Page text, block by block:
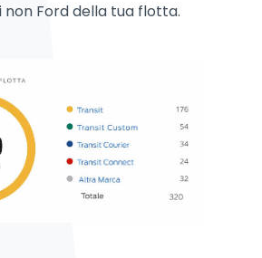
non Ford della tua flotta.